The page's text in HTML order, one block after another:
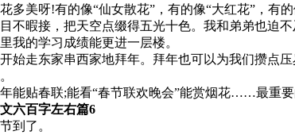
多美呀!有的像“仙女散花”，有的像“大红花”，有
不暇接，把天空点缀得五光十色。我和弟弟也迫
我的学习成绩能更进一层楼。
始走东家串西家地拜年。拜年也可以为我们攒点
能贴春联;能看“春节联欢晚会”能赏烟花……最重
六百字左右篇6
到了。